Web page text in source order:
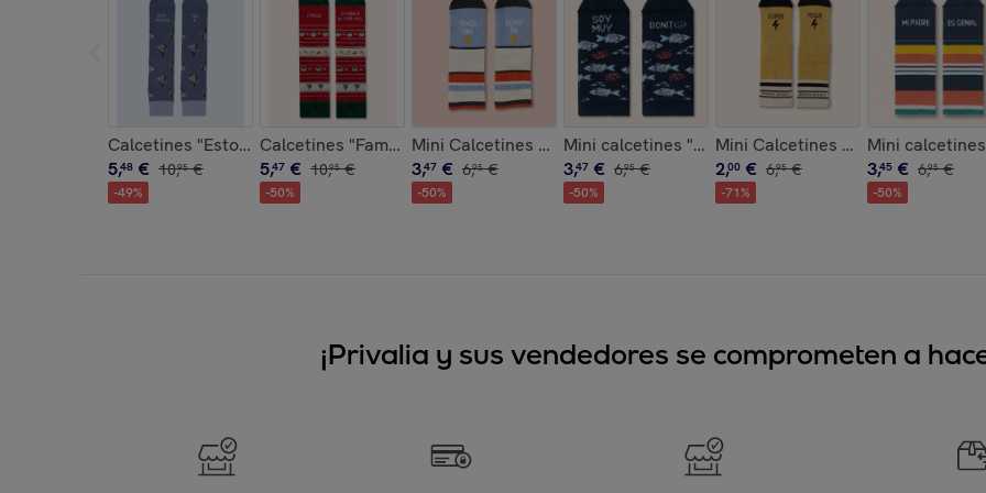
Calcetines "Estoy colgad@ por ti"
5,48 € 10,95 €
-49%
Calcetines "Familia ayudante de Papá Noel"
5,47 € 10,95 €
-50%
Mini Calcetines "Tengo una súper tía" New talla 31-34
3,47 € 6,95 €
-50%
Mini calcetines "Soy muy bonit@"
3,47 € 6,95 €
-50%
Mini Calcetines "Súper Peque"
2,00 € 6,95 €
-71%
Mini
3,45 € 6,95 €
-50%
¡Privalia y sus vendedores se comprometen a